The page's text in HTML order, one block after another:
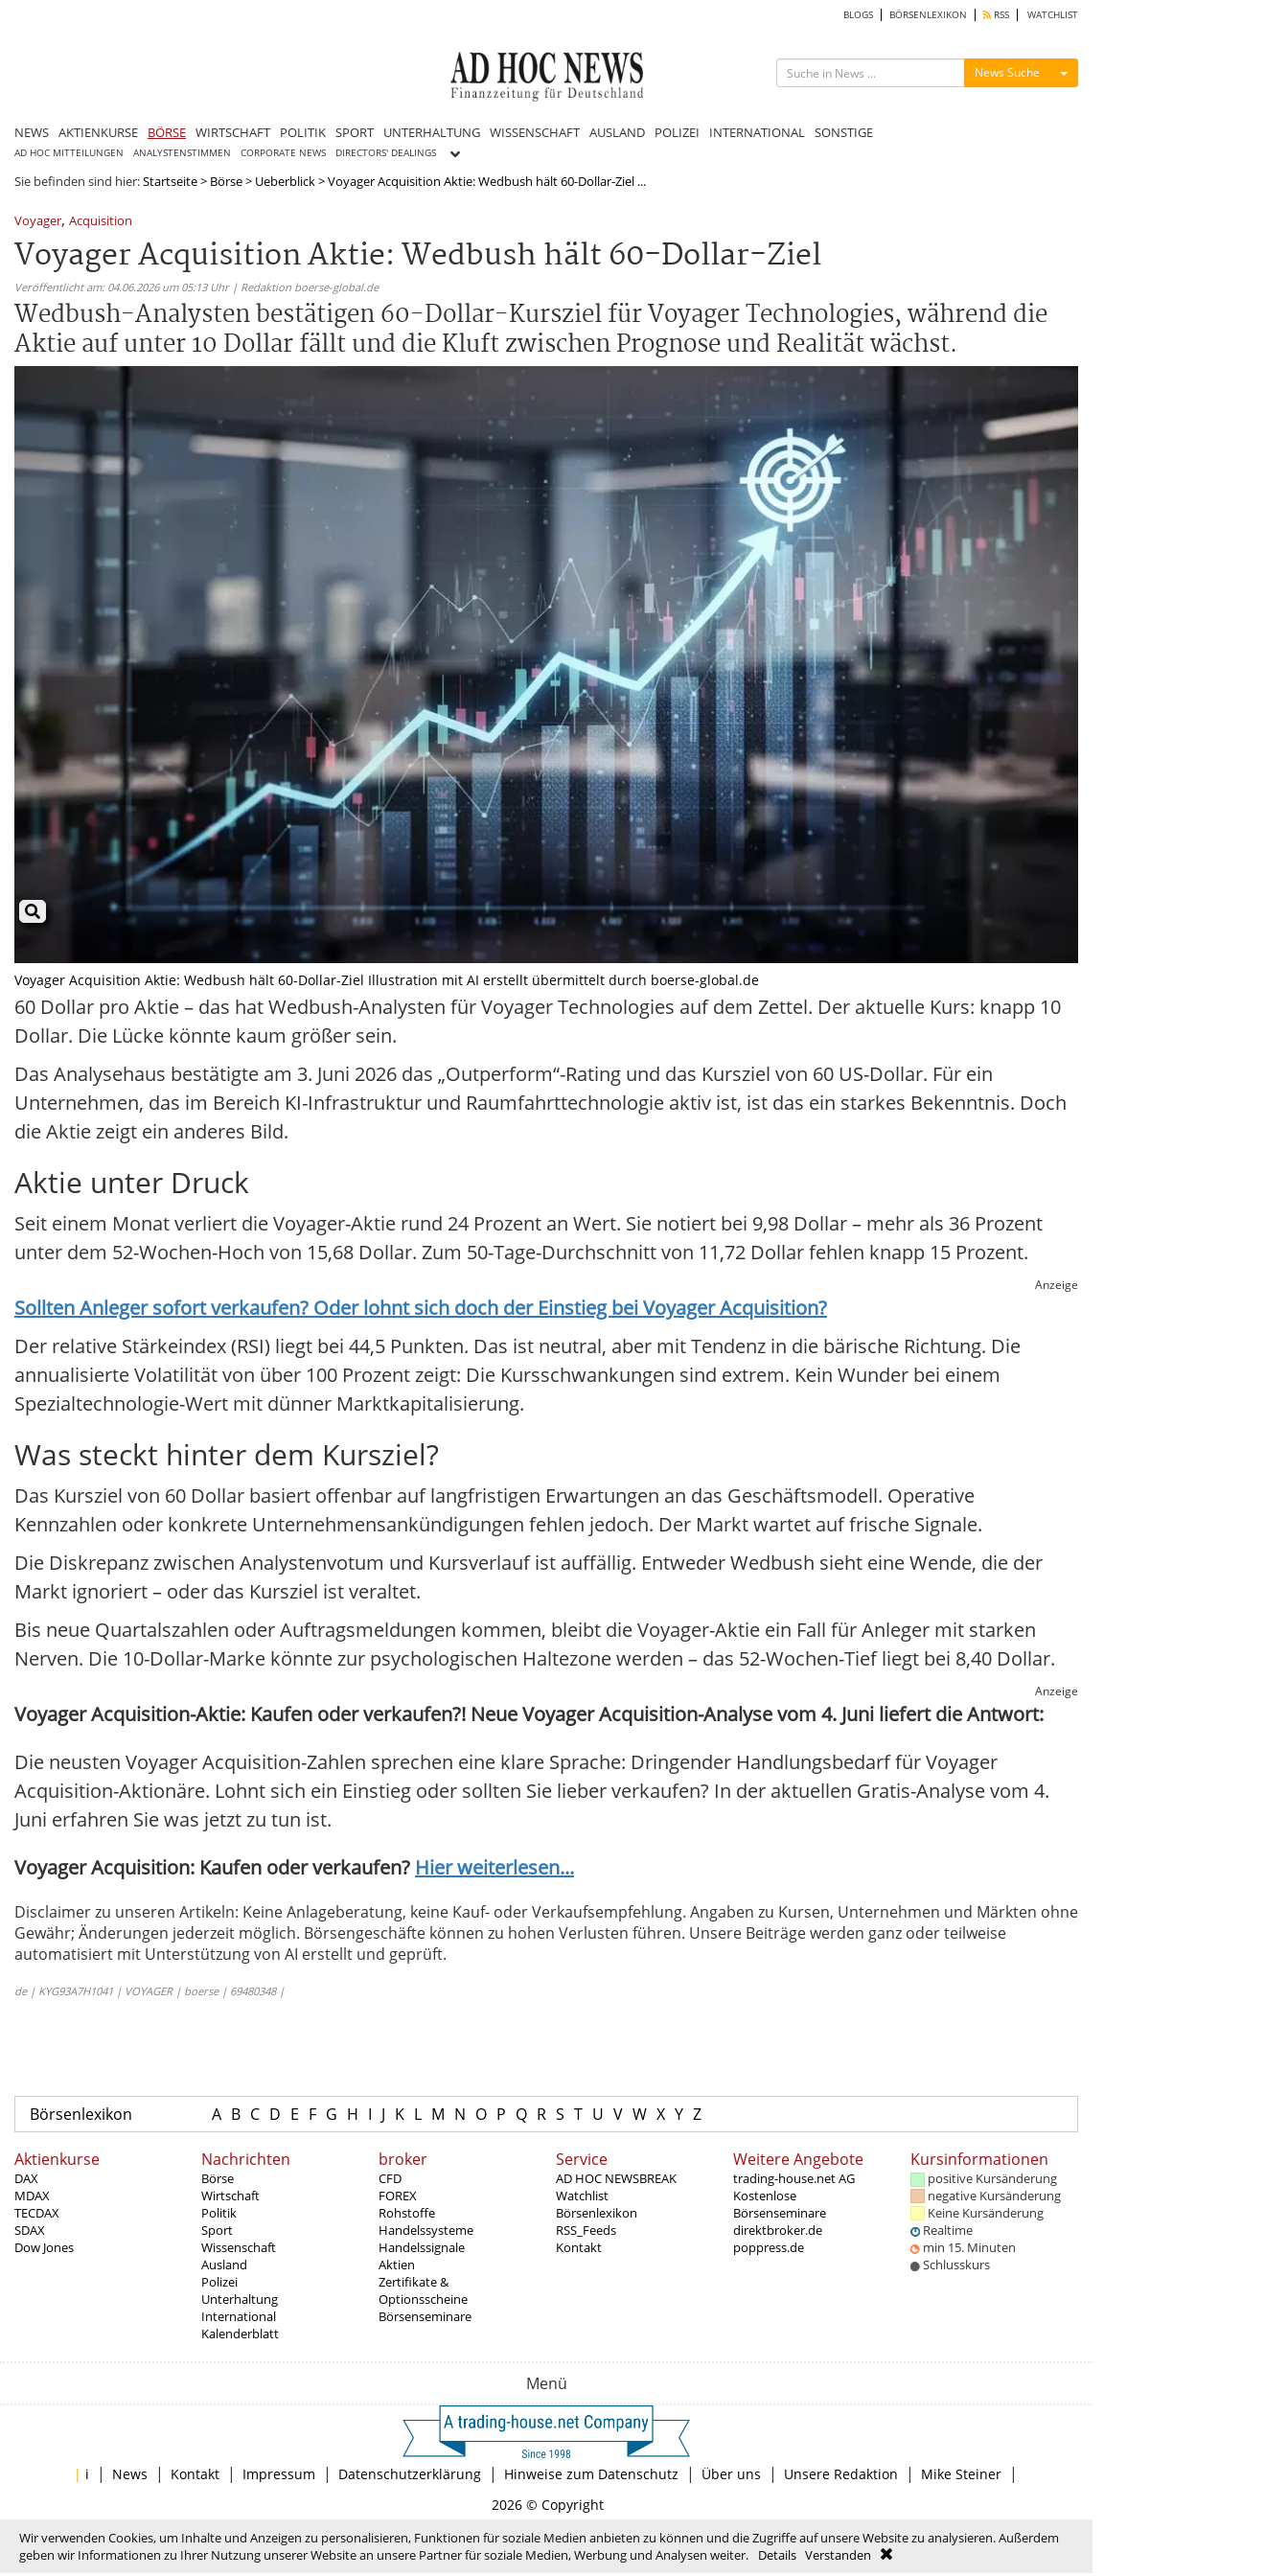
BLOGS BÖRSENLEXIKON RSS WATCHLIST
News Suche Menü ein-/ausblenden
NEWS AKTIENKURSE BÖRSE WIRTSCHAFT POLITIK SPORT UNTERHALTUNG WISSENSCHAFT AUSLAND POLIZEI INTERNATIONAL SONSTIGE
AD HOC MITTEILUNGEN ANALYSTENSTIMMEN CORPORATE NEWS DIRECTORS' DEALINGS
Sie befinden sind hier:Startseite> Börse> Ueberblick>Voyager Acquisition Aktie: Wedbush hält 60-Dollar-Ziel ...
Voyager, Acquisition
Voyager Acquisition Aktie: Wedbush hält 60-Dollar-Ziel
Veröffentlicht am: 04.06.2026 um 05:13 Uhr | Redaktion boerse-global.de
Wedbush-Analysten bestätigen 60-Dollar-Kursziel für Voyager Technologies, während die
Aktie auf unter 10 Dollar fällt und die Kluft zwischen Prognose und Realität wächst.
Voyager Acquisition Aktie: Wedbush hält 60-Dollar-Ziel Illustration mit AI erstellt übermittelt durch boerse-global.de
60 Dollar pro Aktie – das hat Wedbush-Analysten für Voyager Technologies auf dem Zettel. Der aktuelle Kurs: knapp 10
Dollar. Die Lücke könnte kaum größer sein.
Das Analysehaus bestätigte am 3. Juni 2026 das „Outperform“-Rating und das Kursziel von 60 US-Dollar. Für ein
Unternehmen, das im Bereich KI-Infrastruktur und Raumfahrttechnologie aktiv ist, ist das ein starkes Bekenntnis. Doch
die Aktie zeigt ein anderes Bild.
Aktie unter Druck
Seit einem Monat verliert die Voyager-Aktie rund 24 Prozent an Wert. Sie notiert bei 9,98 Dollar – mehr als 36 Prozent
unter dem 52-Wochen-Hoch von 15,68 Dollar. Zum 50-Tage-Durchschnitt von 11,72 Dollar fehlen knapp 15 Prozent.
Anzeige
Sollten Anleger sofort verkaufen? Oder lohnt sich doch der Einstieg beiVoyager Acquisition?
Der relative Stärkeindex (RSI) liegt bei 44,5 Punkten. Das ist neutral, aber mit Tendenz in die bärische Richtung. Die
annualisierte Volatilität von über 100 Prozent zeigt: Die Kursschwankungen sind extrem. Kein Wunder bei einem
Spezialtechnologie-Wert mit dünner Marktkapitalisierung.
Was steckt hinter dem Kursziel?
Das Kursziel von 60 Dollar basiert offenbar auf langfristigen Erwartungen an das Geschäftsmodell. Operative
Kennzahlen oder konkrete Unternehmensankündigungen fehlen jedoch. Der Markt wartet auf frische Signale.
Die Diskrepanz zwischen Analystenvotum und Kursverlauf ist auffällig. Entweder Wedbush sieht eine Wende, die der
Markt ignoriert – oder das Kursziel ist veraltet.
Bis neue Quartalszahlen oder Auftragsmeldungen kommen, bleibt die Voyager-Aktie ein Fall für Anleger mit starken
Nerven. Die 10-Dollar-Marke könnte zur psychologischen Haltezone werden – das 52-Wochen-Tief liegt bei 8,40 Dollar.
Anzeige
Voyager Acquisition-Aktie: Kaufen oder verkaufen?! Neue Voyager Acquisition-Analyse vom 4. Juni liefert die Antwort:
Die neusten Voyager Acquisition-Zahlen sprechen eine klare Sprache: Dringender Handlungsbedarf für Voyager
Acquisition-Aktionäre. Lohnt sich ein Einstieg oder sollten Sie lieber verkaufen? In der aktuellen Gratis-Analyse vom 4.
Juni erfahren Sie was jetzt zu tun ist.
Voyager Acquisition: Kaufen oder verkaufen? Hier weiterlesen...
Disclaimer zu unseren Artikeln: Keine Anlageberatung, keine Kauf- oder Verkaufsempfehlung. Angaben zu Kursen, Unternehmen und Märkten ohne
Gewähr; Änderungen jederzeit möglich. Börsengeschäfte können zu hohen Verlusten führen. Unsere Beiträge werden ganz oder teilweise
automatisiert mit Unterstützung von AI erstellt und geprüft.
de | KYG93A7H1041 | VOYAGER | boerse | 69480348 |
Börsenlexikon A B C D E F G H I J K L M N O P Q R S T U V W X Y Z
Aktienkurse
DAX
MDAX
TECDAX
SDAX
Dow Jones
Nachrichten
Börse
Wirtschaft
Politik
Sport
Wissenschaft
Ausland
Polizei
Unterhaltung
International
Kalenderblatt
broker
CFD
FOREX
Rohstoffe
Handelssysteme
Handelssignale
Aktien
Zertifikate &
Optionsscheine
Börsenseminare
Service
AD HOC NEWSBREAK
Watchlist
Börsenlexikon
RSS_Feeds
Kontakt
Weitere Angebote
trading-house.net AG
Kostenlose
Börsenseminare
direktbroker.de
poppress.de
Kursinformationen
positive Kursänderung
negative Kursänderung
Keine Kursänderung
Realtime
min 15. Minuten
Schlusskurs
Menü
| i | News | Kontakt | Impressum | Datenschutzerklärung | Hinweise zum Datenschutz | Über uns | Unsere Redaktion | Mike Steiner |
2026 © Copyright
Wir verwenden Cookies, um Inhalte und Anzeigen zu personalisieren, Funktionen für soziale Medien anbieten zu können und die Zugriffe auf unsere Website zu analysieren. Außerdem
geben wir Informationen zu Ihrer Nutzung unserer Website an unsere Partner für soziale Medien, Werbung und Analysen weiter.
Details Verstanden